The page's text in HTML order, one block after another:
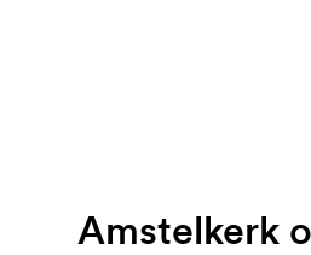
Amstelkerk